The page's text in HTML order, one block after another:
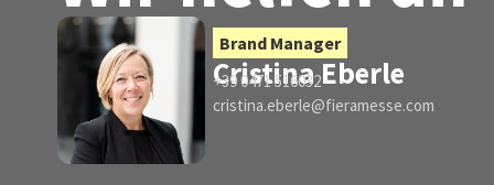
Brand Manager
Cristina Eberle
+39 0471 516032
cristina.eberle@fieramesse.com